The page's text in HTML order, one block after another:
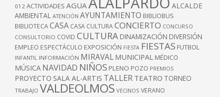
012 ACTIVIDADES AGUA
ALCALDE
AMBIENTAL ATENCIÓN AYUNTAMIENTO BIBLIOBUS
BIBLIOTECACASA CASA CULTURACONCIERTO CONCURSO
CONSULTORIO COVID CULTURA DINAMIZACIÓN DIVERSIÓN
EMPLEO ESPECTÁCULO EXPOSICIÓN FIESTA FIESTAS FUTBOL
INFANTIL INFORMACIÓN MIRAVAL MUNICIPAL MÉDICO
MÚSICA NAVIDAD NIÑOS PLENO POZO PREMIOS
PROYECTO SALA AL-ARTIS TALLER TEATRO TORNEO
TRABAJO VALDEOLMOS VECINOS VERANO